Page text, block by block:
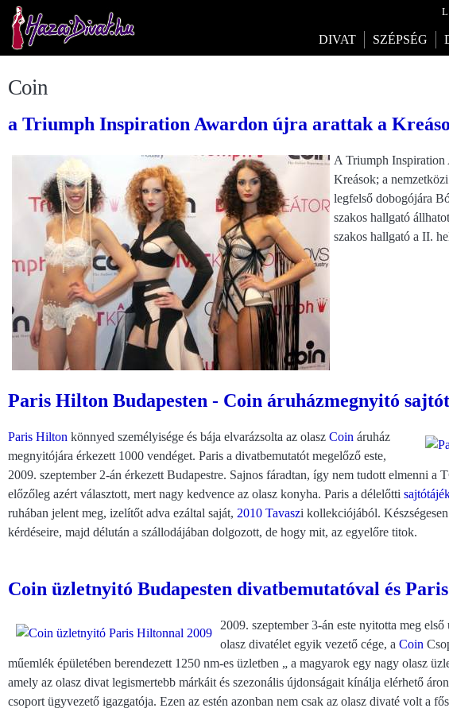
DIVAT SZÉPSÉG
Coin
a Triumph Inspiration Awardon újra arattak a
A Triumph Inspiration
Kreások; a
legfelső dobogójára
szakos hallgató
szakos hallgató a II.
Paris Hilton Budapesten - Coin áruházmegnyitó
Paris Hilton könnyed személyisége és bája elvarázsolta az olasz Coin áruház
megnyitójára érkezett 1000 vendéget. Paris a divatbemutatót megelőző este,
2009. szeptember 2-án érkezett Budapestre. Sajnos fáradtan, így nem tudott elmenni a
előzőleg azért választott, mert nagy kedvence az olasz konyha. Paris a délelőtti
ruhában jelent meg, izelítőt adva ezáltal saját, 2010 Tavaszi kollekciójából.
kérdéseire, majd délután a szállodájában dolgozott, de hogy mit, az egyelőre titok.
Coin üzletnyitó Budapesten divatbemutatóval és
2009. szeptember 3-án este nyitotta meg
olasz divatélet egyik vezető cége, a Coin
műemlék épületében berendezett 1250 nm-es üzletben „ a magyarok egy nagy olasz
amely az olasz divat legismertebb márkáit és szezonális újdonságait kínálja elérhető
csoport ügyvezető igazgatója. Ezen az estén azonban nem csak az olasz divaté volt a